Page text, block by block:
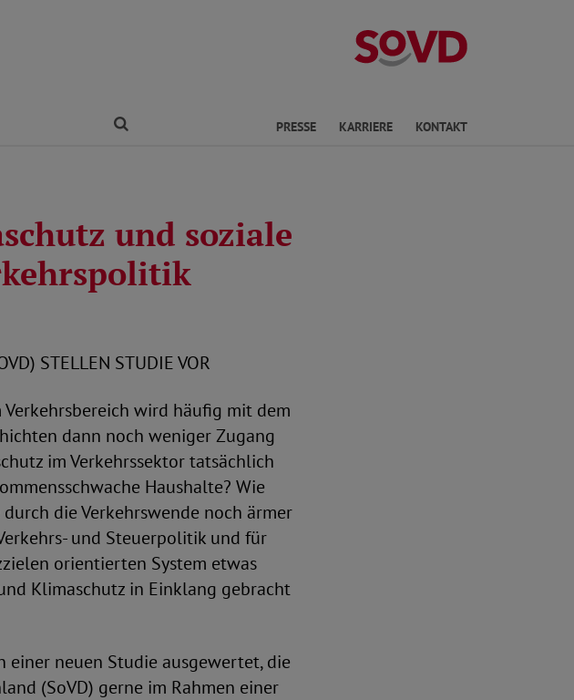
Landesverband
PRESSE KARRIERE KONTAKT
und soziale
STELLEN STUDIE VOR
wird häufig mit dem
dann noch weniger Zugang
im Verkehrssektor tatsächlich
Haushalte? Wie
die Verkehrswende noch ärmer
und Steuerpolitik und für
orientierten System etwas
Klimaschutz in Einklang gebracht
neuen Studie ausgewertet, die
(SoVD) gerne im Rahmen einer